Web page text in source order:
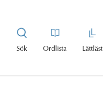
Sök Ordlista Lättläst